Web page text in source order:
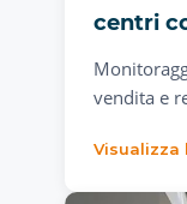
centri
vendita e
Visualizza